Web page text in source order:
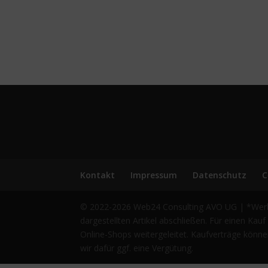
Kontakt Impressum Datenschutz
dargestellten Artikel abschließen. Für einen